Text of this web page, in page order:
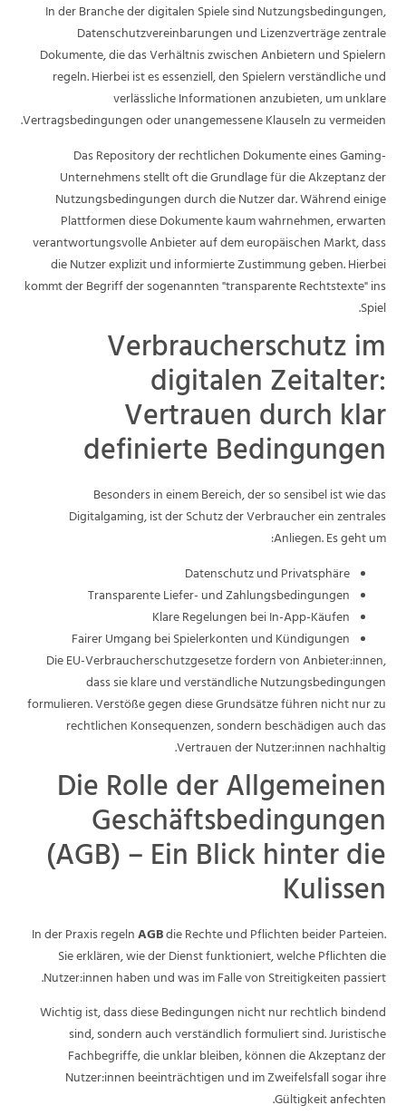
In der Branche der digitalen Spiele sind Nutzungsbedingungen,
Datenschutzvereinbarungen und Lizenzverträge zentrale
Dokumente, die das Verhältnis zwischen Anbietern und Spielern
regeln. Hierbei ist es essenziell, den Spielern verständliche und
verlässliche Informationen anzubieten, um unklare
Vertragsbedingungen oder unangemessene Klauseln zu vermeiden.
Das Repository der rechtlichen Dokumente eines Gaming-
Unternehmens stellt oft die Grundlage für die Akzeptanz der
Nutzungsbedingungen durch die Nutzer dar. Während einige
Plattformen diese Dokumente kaum wahrnehmen, erwarten
verantwortungsvolle Anbieter auf dem europäischen Markt, dass
die Nutzer explizit und informierte Zustimmung geben. Hierbei
kommt der Begriff der sogenannten "transparente Rechtstexte" ins
Spiel.
Verbraucherschutz im
digitalen Zeitalter:
Vertrauen durch klar
definierte Bedingungen
Besonders in einem Bereich, der so sensibel ist wie das
Digitalgaming, ist der Schutz der Verbraucher ein zentrales
Anliegen. Es geht um:
Datenschutz und Privatsphäre
Transparente Liefer- und Zahlungsbedingungen
Klare Regelungen bei In-App-Käufen
Fairer Umgang bei Spielerkonten und Kündigungen
Die EU-Verbraucherschutzgesetze fordern von Anbieter:innen,
dass sie klare und verständliche Nutzungsbedingungen
formulieren. Verstöße gegen diese Grundsätze führen nicht nur zu
rechtlichen Konsequenzen, sondern beschädigen auch das
Vertrauen der Nutzer:innen nachhaltig.
Die Rolle der Allgemeinen
Geschäftsbedingungen
(AGB) – Ein Blick hinter die
Kulissen
In der Praxis regelnAGBdie Rechte und Pflichten beider Parteien.
Sie erklären, wie der Dienst funktioniert, welche Pflichten die
Nutzer:innen haben und was im Falle von Streitigkeiten passiert.
Wichtig ist, dass diese Bedingungen nicht nur rechtlich bindend
sind, sondern auch verständlich formuliert sind. Juristische
Fachbegriffe, die unklar bleiben, können die Akzeptanz der
Nutzer:innen beeinträchtigen und im Zweifelsfall sogar ihre
Gültigkeit anfechten.